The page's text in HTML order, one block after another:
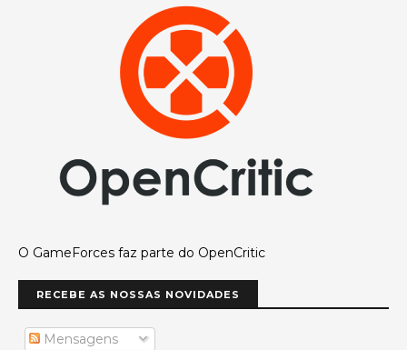
O GameForces faz parte do OpenCritic
RECEBE AS NOSSAS NOVIDADES
Mensagens